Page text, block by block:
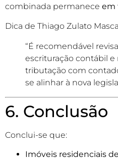
combinada permanece em
Dica de Thiago Zulato
“É recomendável
escrituração contábil
tributação com
se alinhar à nova
6. Conclusão
Conclui-se que:
Imóveis residenciais